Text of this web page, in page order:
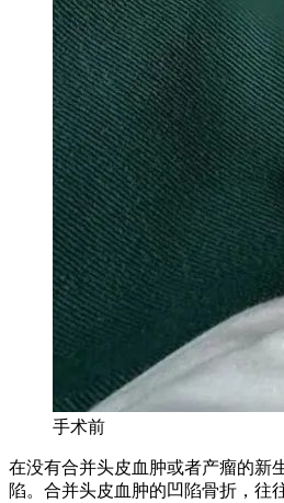
手术前
在没有合并头皮血肿或者产瘤的新
陷。合并头皮血肿的凹陷骨折，往